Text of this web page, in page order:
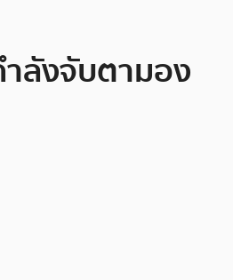
ำลังจับตามอง